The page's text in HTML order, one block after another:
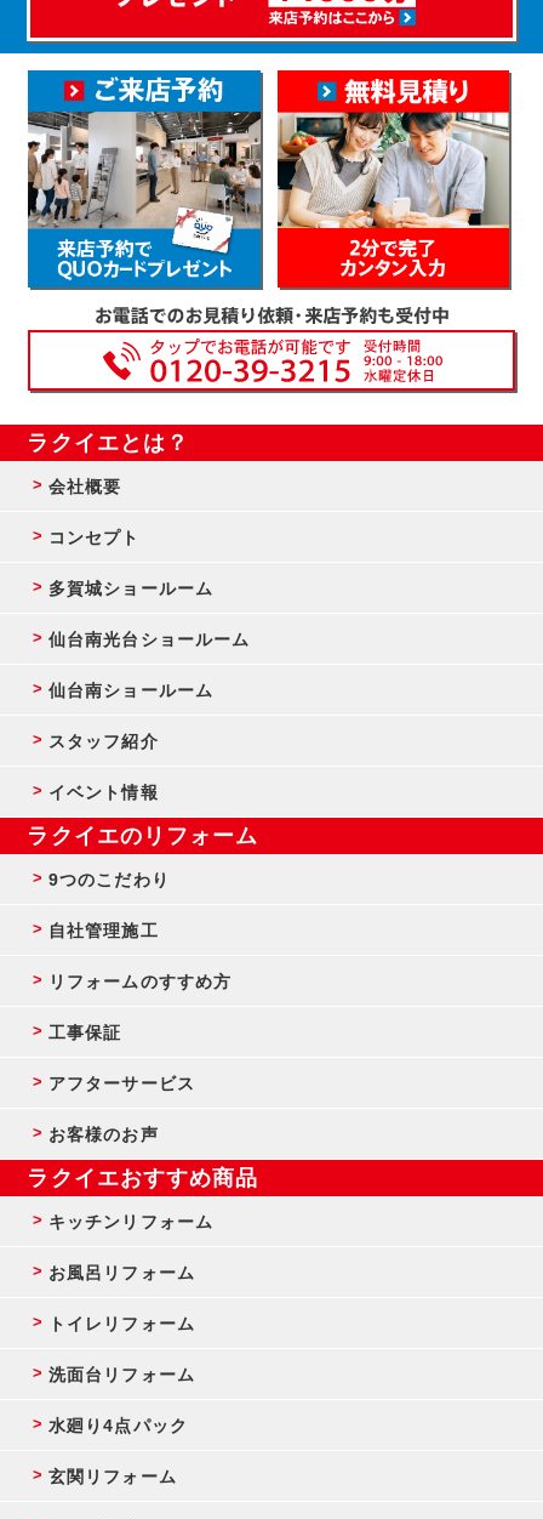
ラクイエとは？
会社概要
コンセプト
多賀城ショールーム
仙台南光台ショールーム
仙台南ショールーム
スタッフ紹介
イベント情報
ラクイエのリフォーム
9つのこだわり
自社管理施工
リフォームのすすめ方
工事保証
アフターサービス
お客様のお声
ラクイエおすすめ商品
キッチンリフォーム
お風呂リフォーム
トイレリフォーム
洗面台リフォーム
水廻り4点パック
玄関リフォーム